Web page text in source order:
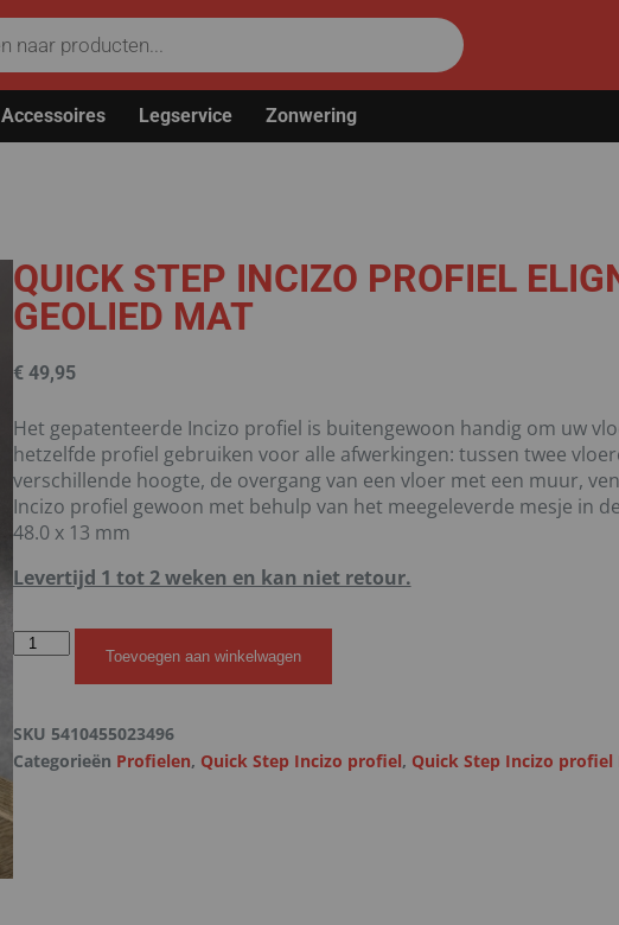
Accessoires Legservice Zonwering
QUICK STEP INCIZO PROFIEL
GEOLIED MAT
€49,95
Het gepatenteerde Incizo profiel is buitengewoon handig om uw
hetzelfde profiel gebruiken voor alle afwerkingen: tussen twee
verschillende hoogte, de overgang van een vloer met een muur,
Incizo profiel gewoon met behulp van het meegeleverde mesje in
48.0 x 13 mm
Levertijd 1 tot 2 weken en kan niet retour.
Toevoegen aan winkelwagen
SKU 5410455023496
Categorieën Profielen, Quick Step Incizo profiel, Quick Step Incizo profiel